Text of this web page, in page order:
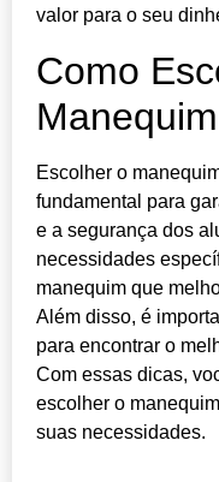
valor para o seu
Como
Escolher o
fundamental para
e a segurança dos
necessidades
manequim que
Além disso, é
para encontrar o
Com essas dicas,
escolher o
suas necessidades.